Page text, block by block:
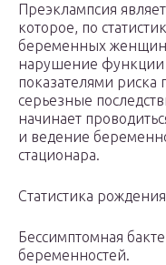
Преэклампсия
которое, по
беременных
нарушение функции
показателями риска
серьезные
начинает
и ведение
стационара.
Статистика
Бессимптомная
беременностей.